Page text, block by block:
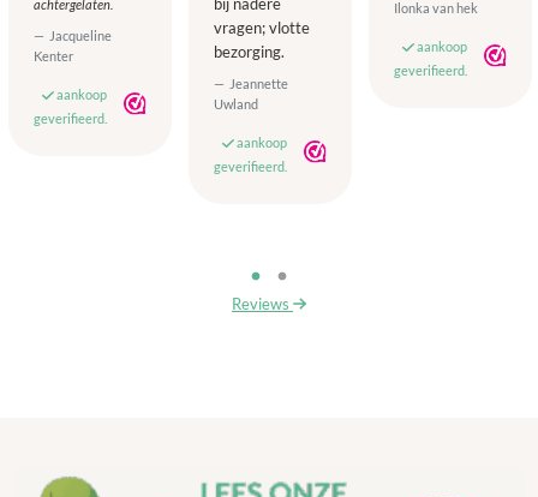
achtergelaten.
Jacqueline
Kenter
aankoop
geverifieerd.
bij nadere
vragen; vlotte
bezorging.
Jeannette
Uwland
aankoop
geverifieerd.
Ilonka van hek
aankoop
geverifieerd.
Reviews